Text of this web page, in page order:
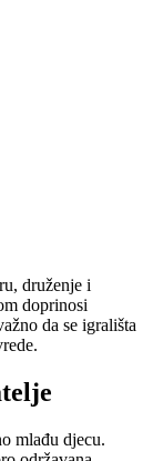
druženje i
doprinosi
da se igrališta
mlađu djecu.